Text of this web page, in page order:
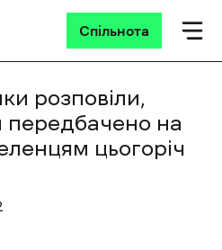
Спільнота
розповіли,
передбачено на
цьогоріч